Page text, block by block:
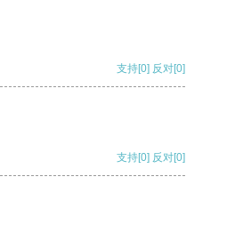
支持[0] 反对[0]
支持[0] 反对[0]